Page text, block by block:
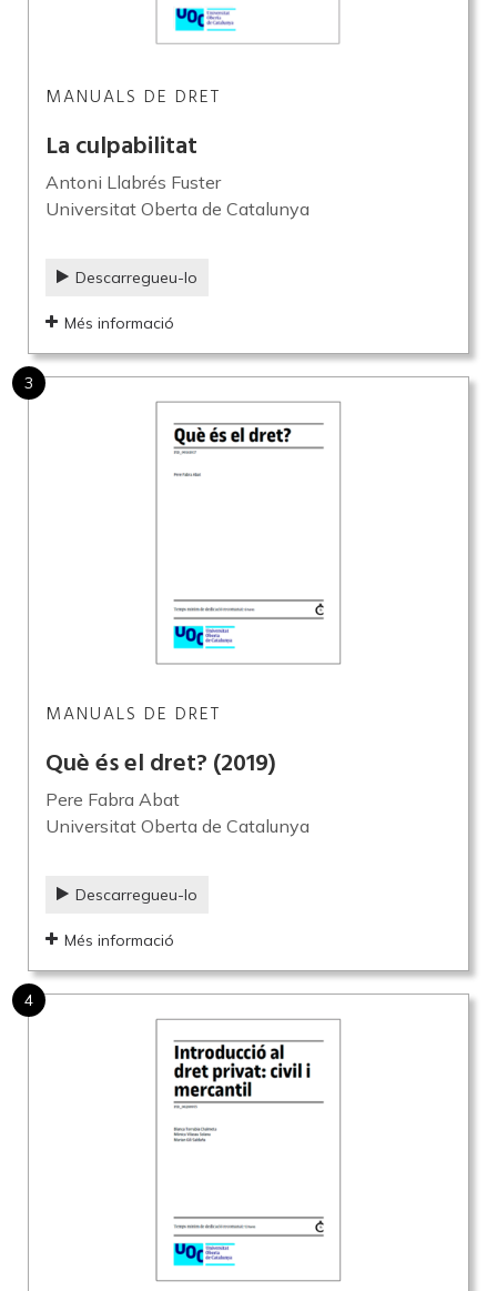
MANUALS DE DRET
La culpabilitat
Antoni Llabrés Fuster
Universitat Oberta de Catalunya
Descarregueu-lo
Més informació
3
MANUALS DE DRET
Què és el dret? (2019)
Pere Fabra Abat
Universitat Oberta de Catalunya
Descarregueu-lo
Més informació
4